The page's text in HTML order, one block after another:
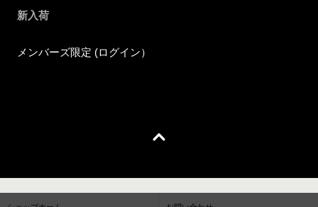
新入荷
メンバーズ限定 (ログイン）